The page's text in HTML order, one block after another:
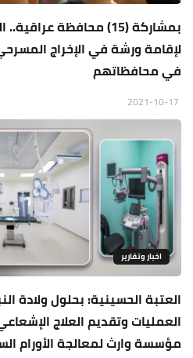
بمشاركة (15) محافظة
لإقامة ورشة في الإخراج
في محافظاتهم
اخبار وتقارير
العتبة الحسينية: بحلول ولادة
العمليات وتقديم العلاج
مؤسسة وارث لمعالجة الأورام